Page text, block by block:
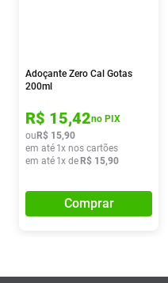
Adoçante Zero Cal Gotas
200ml
R$ 15,42no PIX
ou R$ 15,90
em até 1x nos cartões
em até 1x de R$ 15,90
Comprar